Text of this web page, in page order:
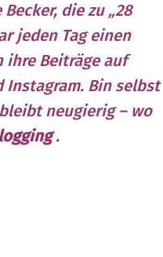
die zu „28
jeden Tag einen
ihre Beiträge auf
Instagram. Bin selbst
neugierig – wo
.